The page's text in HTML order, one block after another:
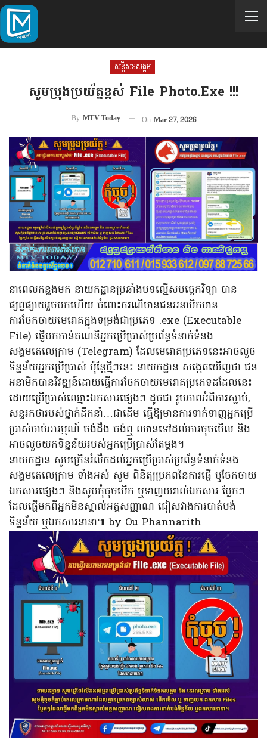
សន្តិសុខសង្គម
សូមប្រុងប្រយ័ត្នខ្ពស់ File Photo.exe !!!
By MTV Today On Mar 27, 2026
នាពេលកន្លងមក នាយកដ្ឋានប្រឆាំងបទល្មើសបច្ចេកវិទ្យា បាន
ផ្សព្វផ្សាយរួចមកហើយ ចំពោះករណីមានជនអនាមិកមាន
ការចែកចាយមេរោគក្នុងទម្រង់ជាប្រភេទ .exe (Executable
File) ផ្ញើមកកាន់គណនីអ្នកប្រើប្រាស់ប្រព័ន្ធទំនាក់ទំនង
សង្គមតេលេក្រាម (Telegram) ដែលមេរោគប្រភេទនេះអាចលួច
ទិន្នន័យអ្នកប្រើប្រាស់ ប៉ុន្តែថ្មីៗនេះ នាយកដ្ឋាន សង្កេតឃើញថា ជន
អនាមិកបានវិវឌ្ឍន៍ដោយធ្វើការចែកចាយមេរោគប្រភេទដដែលនេះ
ដោយប្រើប្រាស់ឈ្មោះឯកសារផ្សេងៗ ដូចជា រូបភាពអំពីការស្លាប់,
សន្ទរកថារបស់ថ្នាក់ដឹកនាំ…ជាដើម ធ្វើឱ្យមានការទាក់ទាញអ្នកប្រើ
ប្រាស់ចាប់អារម្មណ៍ ចង់ដឹង ចង់ឮ ឈានទៅដល់ការចុចមើល និង
អាចលួចយកទិន្នន័យរបស់អ្នកប្រើប្រាស់តែម្តង។
នាយកដ្ឋាន សូមក្រើនរំលឹកដល់អ្នកប្រើប្រាស់ប្រព័ន្ធទំនាក់ទំនង
សង្គមតេលេក្រាម ទាំងអស់ សូម ពិនិត្យប្រភពនៃការផ្ញើ ឬចែកចាយ
ឯកសារផ្សេងៗ និងសូមកុំចុចបើក ឬទាញយរាល់ឯកសារ ប្លែកៗ
ដែលផ្ញើមកពីអ្នកមិនស្គាល់អត្តសញ្ញាណ ជៀសវាងការបាត់បង់
ទិន្នន័យ ឬឯកសារនានា៕​ by Ou Phannarith